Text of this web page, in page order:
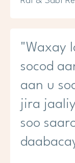
"Waxay
socod
aan u
jira
soo